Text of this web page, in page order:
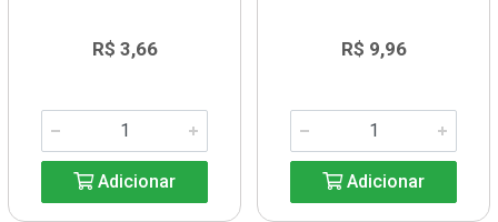
R$ 3,66
Adicionar
R$ 9,96
Adicionar